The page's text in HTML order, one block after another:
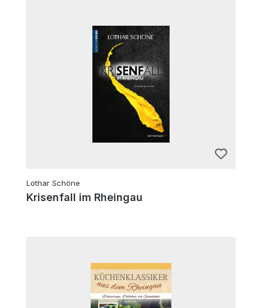
Lothar Schöne
Krisenfall im Rheingau